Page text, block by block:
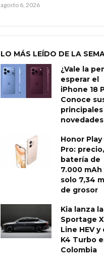
agosto 6, 2026
LO MÁS LEÍDO DE LA
¿Vale la
esperar el
iPhone 18
Conoce
principales
novedades
Honor Play
Pro: precio,
batería de
7.000 mAh
solo 7,34
de grosor
Kia lanza la
Sportage
Line HEV y
K4 Turbo
Colombia